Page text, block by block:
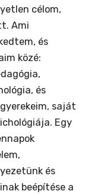
célom,
Ami
és
közé:
és
saját
Egy
és
beépítése a